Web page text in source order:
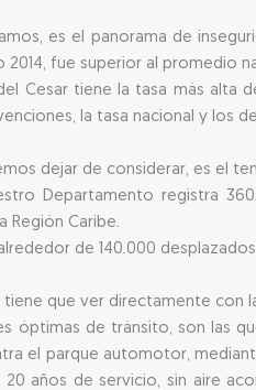
es el panorama de
fue superior al promedio
Cesar tiene la tasa más alta
la tasa nacional y los
dejar de considerar, es el
Departamento registra
Región Caribe.
de 140.000
tiene que ver directamente
óptimas de tránsito, son las
el parque automotor,
años de servicio, sin aire